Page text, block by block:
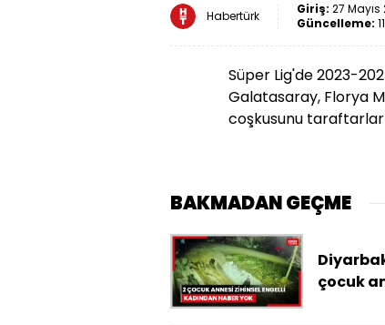
Habertürk Giriş: 27
Güncelleme:
Süper Lig'de 2023-
Galatasaray, Florya
coşkusunu
BAKMADAN GEÇME
çocuk